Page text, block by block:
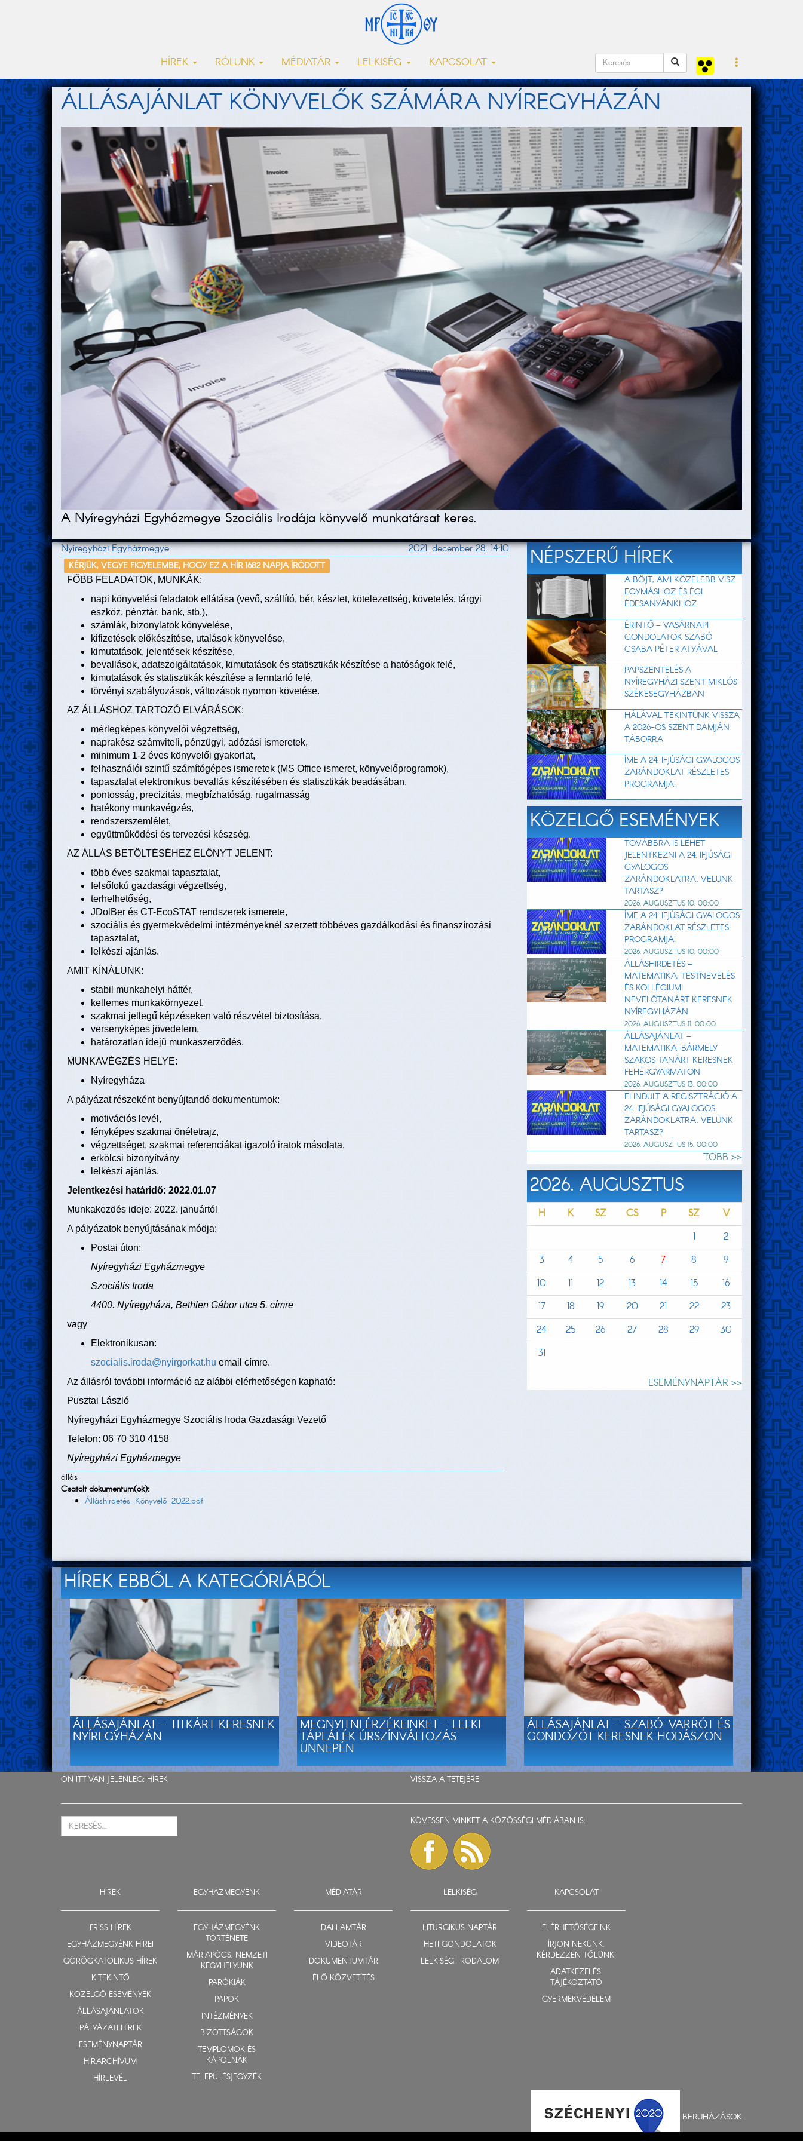
HÍREK RÓLUNK MÉDIATÁR LELKISÉG KAPCSOLAT
ÁLLÁSAJÁNLAT KÖNYVELŐK SZÁMÁRA NYÍREGYHÁZÁN
A Nyíregyházi Egyházmegye Szociális Irodája könyvelő munkatársat keres.
Nyíregyházi Egyházmegye 2021. december 28. 14:10
KÉRJÜK, VEGYE FIGYELEMBE, HOGY EZ A HÍR 1682 NAPJA ÍRÓDOTT
FŐBB FELADATOK, MUNKÁK:
napi könyvelési feladatok ellátása (vevő, szállító, bér, készlet, kötelezettség, követelés, tárgyi
eszköz, pénztár, bank, stb.),
számlák, bizonylatok könyvelése,
kifizetések előkészítése, utalások könyvelése,
kimutatások, jelentések készítése,
bevallások, adatszolgáltatások, kimutatások és statisztikák készítése a hatóságok felé,
kimutatások és statisztikák készítése a fenntartó felé,
törvényi szabályozások, változások nyomon követése.
AZ ÁLLÁSHOZ TARTOZÓ ELVÁRÁSOK:
mérlegképes könyvelői végzettség,
naprakész számviteli, pénzügyi, adózási ismeretek,
minimum 1-2 éves könyvelői gyakorlat,
felhasználói szintű számítógépes ismeretek (MS Office ismeret, könyvelőprogramok),
tapasztalat elektronikus bevallás készítésében és statisztikák beadásában,
pontosság, precizitás, megbízhatóság, rugalmasság
hatékony munkavégzés,
rendszerszemlélet,
együttműködési és tervezési készség.
AZ ÁLLÁS BETÖLTÉSÉHEZ ELŐNYT JELENT:
több éves szakmai tapasztalat,
felsőfokú gazdasági végzettség,
terhelhetőség,
JDolBer és CT-EcoSTAT rendszerek ismerete,
szociális és gyermekvédelmi intézményeknél szerzett többéves gazdálkodási és finanszírozási
tapasztalat,
lelkészi ajánlás.
AMIT KÍNÁLUNK:
stabil munkahelyi háttér,
kellemes munkakörnyezet,
szakmai jellegű képzéseken való részvétel biztosítása,
versenyképes jövedelem,
határozatlan idejű munkaszerződés.
MUNKAVÉGZÉS HELYE:
Nyíregyháza
A pályázat részeként benyújtandó dokumentumok:
motivációs levél,
fényképes szakmai önéletrajz,
végzettséget, szakmai referenciákat igazoló iratok másolata,
erkölcsi bizonyítvány
lelkészi ajánlás.
Jelentkezési határidő: 2022.01.07
Munkakezdés ideje: 2022. januártól
A pályázatok benyújtásának módja:
Postai úton:
Nyíregyházi Egyházmegye
Szociális Iroda
4400. Nyíregyháza, Bethlen Gábor utca 5. címre
vagy
Elektronikusan:
szocialis.iroda@nyirgorkat.hu email címre.
Az állásról további információ az alábbi elérhetőségen kapható:
Pusztai László
Nyíregyházi Egyházmegye Szociális Iroda Gazdasági Vezető
Telefon: 06 70 310 4158
Nyíregyházi Egyházmegye
állás
Csatolt dokumentum(ok):
Álláshirdetés_Könyvelő_2022.pdf
NÉPSZERŰ HÍREK
A BÖJT, AMI KÖZELEBB VISZ
EGYMÁSHOZ ÉS ÉGI
ÉDESANYÁNKHOZ
ÉRINTŐ – VASÁRNAPI
GONDOLATOK SZABÓ
CSABA PÉTER ATYÁVAL
PAPSZENTELÉS A
NYÍREGYHÁZI SZENT MIKLÓS-
SZÉKESEGYHÁZBAN
HÁLÁVAL TEKINTÜNK VISSZA
A 2026-OS SZENT DAMJÁN
TÁBORRA
ÍME A 24. IFJÚSÁGI GYALOGOS
ZARÁNDOKLAT RÉSZLETES
PROGRAMJA!
KÖZELGŐ ESEMÉNYEK
TOVÁBBRA IS LEHET
JELENTKEZNI A 24. IFJÚSÁGI
GYALOGOS
ZARÁNDOKLATRA. VELÜNK
TARTASZ?
2026. AUGUSZTUS 10. 00:00
ÍME A 24. IFJÚSÁGI GYALOGOS
ZARÁNDOKLAT RÉSZLETES
PROGRAMJA!
2026. AUGUSZTUS 10. 00:00
ÁLLÁSHIRDETÉS –
MATEMATIKA, TESTNEVELÉS
ÉS KOLLÉGIUMI
NEVELŐTANÁRT KERESNEK
NYÍREGYHÁZÁN
2026. AUGUSZTUS 11. 00:00
ÁLLÁSAJÁNLAT –
MATEMATIKA-BÁRMELY
SZAKOS TANÁRT KERESNEK
FEHÉRGYARMATON
2026. AUGUSZTUS 13. 00:00
ELINDULT A REGISZTRÁCIÓ A
24. IFJÚSÁGI GYALOGOS
ZARÁNDOKLATRA. VELÜNK
TARTASZ?
2026. AUGUSZTUS 15. 00:00
TÖBB >>
2026. AUGUSZTUS
H K SZ CS P SZ
V
1
2
3
4 5 6 7 8
9
10
11 12 13 14 15
16
17
18 19 20 21 22
23
24
25 26 27 28 29
30
31
ESEMÉNYNAPTÁR >>
HÍREK EBBŐL A KATEGÓRIÁBÓL
ÁLLÁSAJÁNLAT – TITKÁRT KERESNEK
NYÍREGYHÁZÁN
MEGNYITNI ÉRZÉKEINKET – LELKI
TÁPLÁLÉK ÚRSZÍNVÁLTOZÁS
ÜNNEPÉN
ÁLLÁSAJÁNLAT – SZABÓ-VARRÓT ÉS
GONDOZÓT KERESNEK HODÁSZON
ÖN ITT VAN JELENLEG: HÍREK VISSZA A TETEJÉRE
KÖVESSEN MINKET A KÖZÖSSÉGI MÉDIÁBAN IS:
HÍREK
FRISS HÍREK
EGYHÁZMEGYÉNK HÍREI
GÖRÖGKATOLIKUS HÍREK
KITEKINTŐ
KÖZELGŐ ESEMÉNYEK
ÁLLÁSAJÁNLATOK
PÁLYÁZATI HÍREK
ESEMÉNYNAPTÁR
HÍRARCHÍVUM
HÍRLEVÉL
EGYHÁZMEGYÉNK
EGYHÁZMEGYÉNK
TÖRTÉNETE
MÁRIAPÓCS, NEMZETI
KEGYHELYÜNK
PARÓKIÁK
PAPOK
INTÉZMÉNYEK
BIZOTTSÁGOK
TEMPLOMOK ÉS
KÁPOLNÁK
TELEPÜLÉSJEGYZÉK
MÉDIATÁR
DALLAMTÁR
VIDEOTÁR
DOKUMENTUMTÁR
ÉLŐ KÖZVETÍTÉS
LELKISÉG
LITURGIKUS NAPTÁR
HETI GONDOLATOK
LELKISÉGI IRODALOM
KAPCSOLAT
ELÉRHETŐSÉGEINK
ÍRJON NEKÜNK,
KÉRDEZZEN TŐLÜNK!
ADATKEZELÉSI
TÁJÉKOZTATÓ
GYERMEKVÉDELEM
BERUHÁZÁSOK